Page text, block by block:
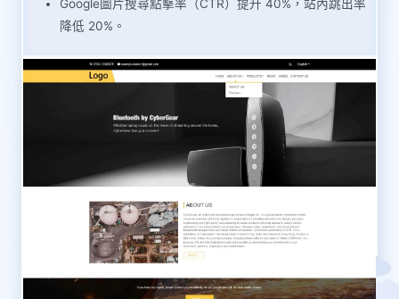
Google圖片搜尋點擊率（CTR）提升 40%，站內跳出率
降低 20%。